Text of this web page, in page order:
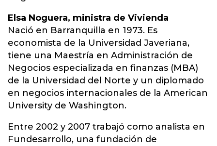
Elsa Noguera, ministra de Vivienda
Nació en Barranquilla en 1973. Es
economista de la Universidad Javeriana,
tiene una Maestría en Administración de
Negocios especializada en finanzas (MBA)
de la Universidad del Norte y un diplomado
en negocios internacionales de la American
University de Washington.
Entre 2002 y 2007 trabajó como analista en
Fundesarrollo, una fundación de